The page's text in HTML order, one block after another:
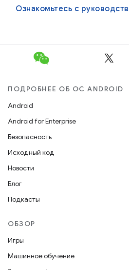
Ознакомьтесь с
ПОДРОБНЕЕ ОБ ОС ANDROID
Android
Android for Enterprise
Безопасность
Исходный код
Новости
Блог
Подкасты
ОБЗОР
Игры
Машинное обучение